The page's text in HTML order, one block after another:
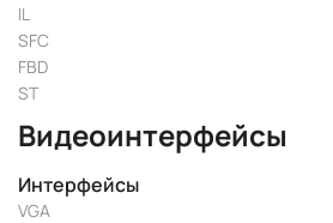
IL
SFC
FBD
ST
Видеоинтерфейсы
Интерфейсы
VGA